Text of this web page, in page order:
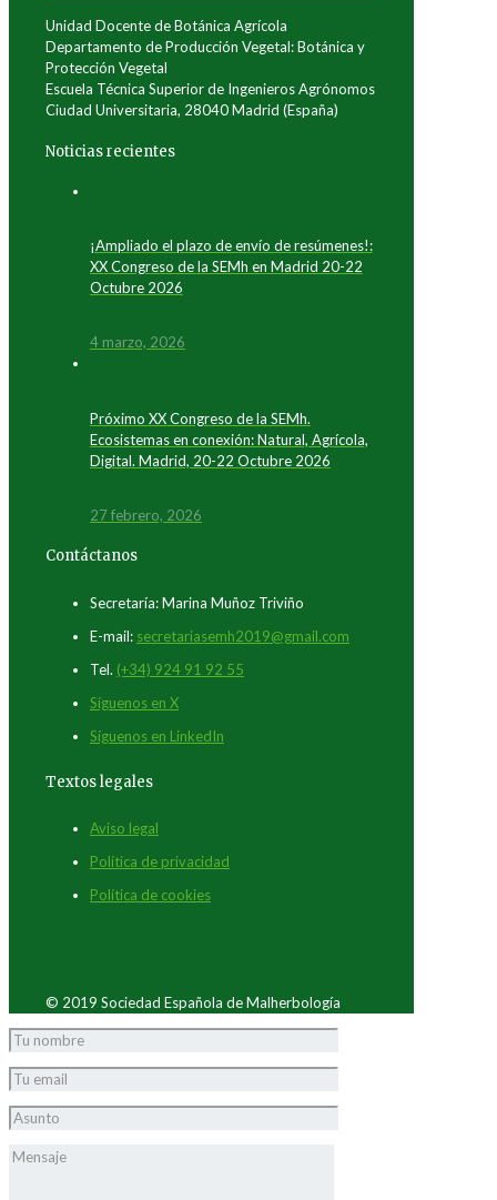
Unidad Docente de Botánica Agrícola
Departamento de Producción Vegetal: Botánica y
Protección Vegetal
Escuela Técnica Superior de Ingenieros Agrónomos
Ciudad Universitaria, 28040 Madrid (España)
Noticias recientes
¡Ampliado el plazo de envío de resúmenes!:
XX Congreso de la SEMh en Madrid 20-22
Octubre 2026
4 marzo, 2026
Próximo XX Congreso de la SEMh.
Ecosistemas en conexión: Natural, Agrícola,
Digital. Madrid, 20-22 Octubre 2026
27 febrero, 2026
Contáctanos
Secretaría: Marina Muñoz Triviño
E-mail: secretariasemh2019@gmail.com
Tel. (+34) 924 91 92 55
Síguenos en X
Síguenos en LinkedIn
Textos legales
Aviso legal
Política de privacidad
Política de cookies
© 2019 Sociedad Española de Malherbología